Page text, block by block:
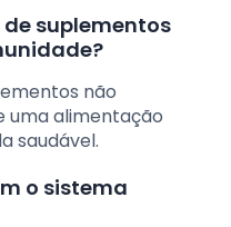
suplementos
não
uma alimentação
saudável.
o sistema